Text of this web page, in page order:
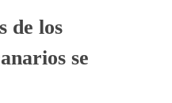
de los
se